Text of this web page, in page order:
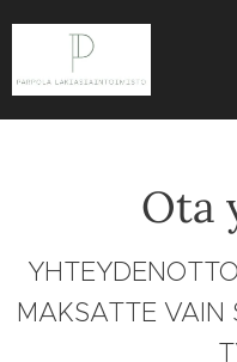
Ota
MAKSATTE VAIN